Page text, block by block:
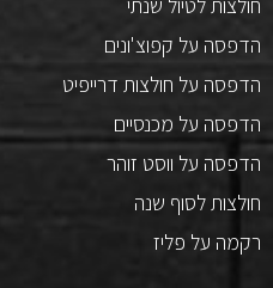
הדפסה על קפוצ'ונים
הדפסה על חולצות דרייפיט
הדפסה על מכנסיים
הדפסה על ווסט זוהר
חולצות לסוף שנה
רקמה על פליז